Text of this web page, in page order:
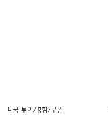
미국 투어/경험/쿠폰